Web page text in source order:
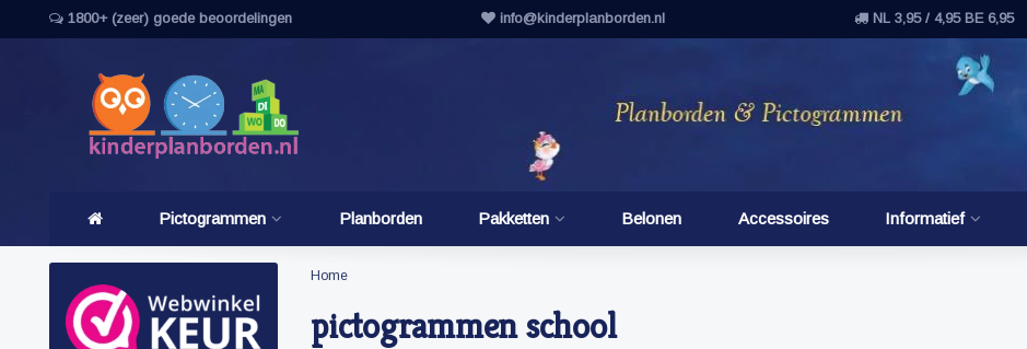
1800+ (zeer) goede beoordelingen info@kinderplanborden.nl NL 3,95 / 4,95 BE 6,95
Pictogrammen Planborden Pakketten Belonen Accessoires Informatief
Home
pictogrammen school